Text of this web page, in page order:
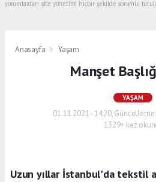
yorumlardan site yönetimi hiçbir şekilde sorumlu
Anasayfa Yaşam
Manşet
YAŞAM
01.11.2021 - 14:20,
1329+ kez
Uzun yıllar İstanbul'da tekstil